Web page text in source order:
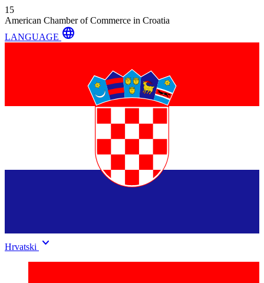
15
American Chamber of Commerce in Croatia
LANGUAGE language
Hrvatski keyboard_arrow_down